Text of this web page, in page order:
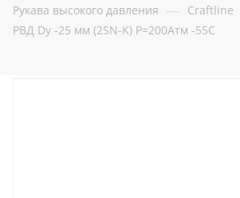
Рукава высокого давления — Craftline
РВД Dу -25 мм (2SN-K) Р=200Атм -55C